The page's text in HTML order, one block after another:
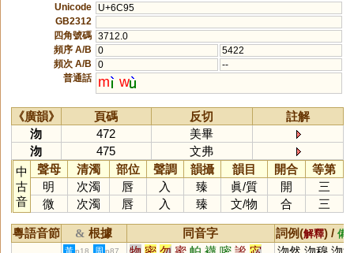
Unicode
U+6C95
GB2312
四角號碼 3712.0
頻序 A/B
0
5422
頻次 A/B
0
--
普通話
m w
《廣韻》 頁碼 反切
註解
沕
472
美畢
沕
475
文弗
中
古
音
聲母 清濁 部位 聲調 韻攝 韻目 開合
等第
明
次濁 唇 入 臻 眞/質 開
三
微
次濁 唇 入 臻 文/物 合 三
粵語音節 & 根據 同音字 詞例(解釋) / 備
黃 周